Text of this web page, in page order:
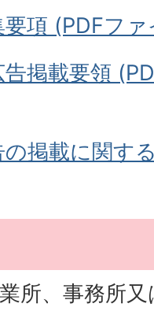
項 (PDFフ
告掲載要領
の掲載に関す
所、事務所